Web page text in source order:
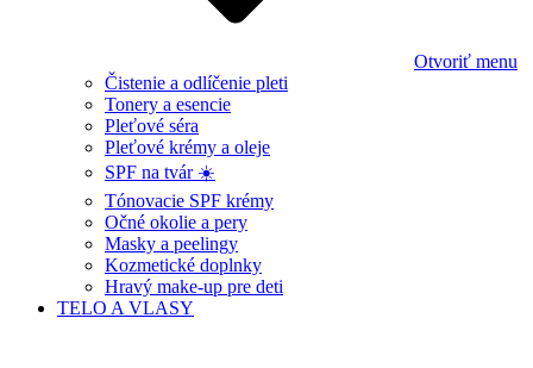
Otvoriť menu
Čistenie a odlíčenie pleti
Tonery a esencie
Pleťové séra
Pleťové krémy a oleje
SPF na tvár ☀️
Tónovacie SPF krémy
Očné okolie a pery
Masky a peelingy
Kozmetické doplnky
Hravý make-up pre deti
TELO A VLASY